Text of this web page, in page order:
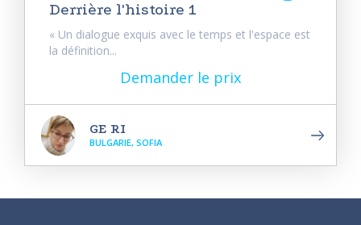
Derrière l'histoire 1
« Un dialogue exquis avec le temps et l'espace est
la définition...
Demander le prix
GE RI
BULGARIE, SOFIA